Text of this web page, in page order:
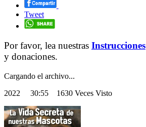
Tweet
Por favor, lea nuestras Instrucciones
y donaciones.
Cargando el archivo...
2022 30:55 1630 Veces Visto